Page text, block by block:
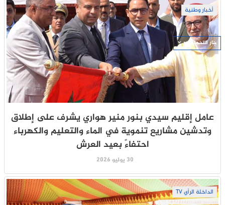
أخبار وطنية
عامل إقليم سيدي بنور منير هواري يشرف على إطلاق
وتدشين مشاريع تنموية في الماء والتعليم والكهرباء
احتفاءً بعيد العرش
30 يوليو 2026
الداخلة الرأي TV
جار التحميل ...